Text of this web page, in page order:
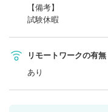
【備考】
試験休暇
リモートワークの有無
あり